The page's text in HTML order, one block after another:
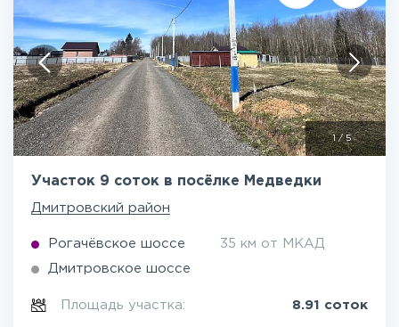
1/5
Участок 9 соток в посёлке Медведки
Дмитровский район
Рогачёвское шоссе 35 км от МКАД
Дмитровское шоссе
Площадь участка: 8.91 соток